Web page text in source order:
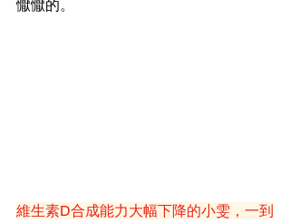
懨懨的。
維生素D合成能力大幅下降的小雯，一到